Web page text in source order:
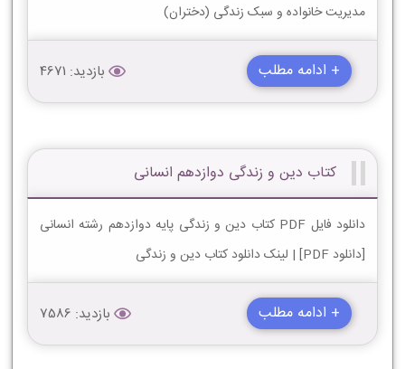
مدیریت خانواده و سبک زندگی (دختران)
+ ادامه مطلب بازدید: 4671
کتاب دین و زندگی دوازدهم انسانی
دانلود فایل PDF کتاب دین و زندگی پایه دوازدهم رشته انسانی
[دانلود PDF] | لینک دانلود کتاب دین و زندگی
+ ادامه مطلب بازدید: 7586